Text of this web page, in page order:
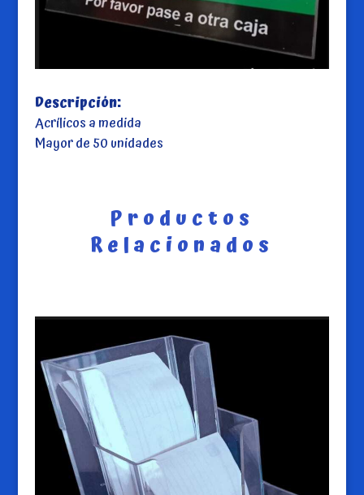
Descripción:
Acrílicos a medida
Mayor de 50 unidades
Productos
Relacionados